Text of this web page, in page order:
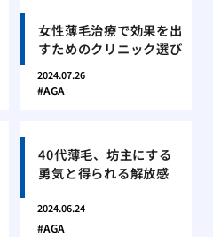
女性薄毛治療で効果を出
すためのクリニック選び
2024.07.26
AGA
40代薄毛、坊主にする
勇気と得られる解放感
2024.06.24
AGA